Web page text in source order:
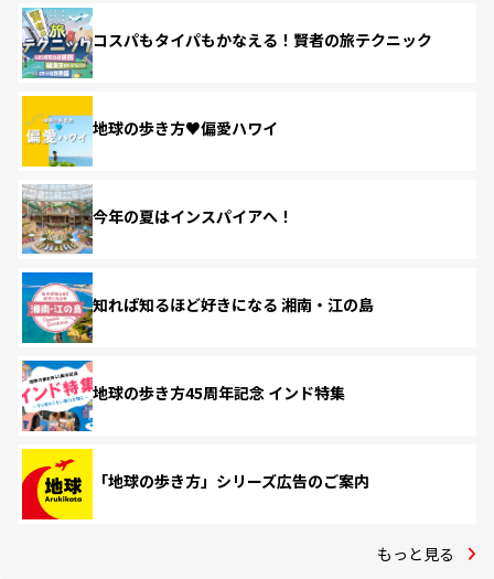
コスパもタイパもかなえる！賢者の旅テクニック
地球の歩き方♥偏愛ハワイ
今年の夏はインスパイアへ！
知れば知るほど好きになる 湘南・江の島
地球の歩き方45周年記念 インド特集
「地球の歩き方」シリーズ広告のご案内
もっと見る